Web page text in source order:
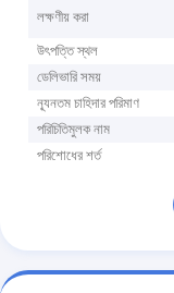
লক্ষণীয় করা
উৎপত্তি স্থল
ডেলিভারি সময়
ন্যূনতম চাহিদার পরিমাণ
পরিচিতিমুলক নাম
পরিশোধের শর্ত